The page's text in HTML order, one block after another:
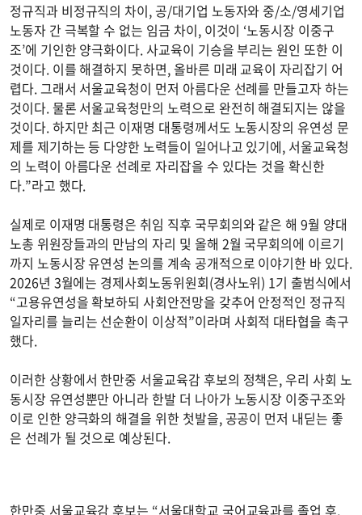
정규직과 비정규직의 차이, 공/대기업 노동자와 중/소/영세기업
노동자 간 극복할 수 없는 임금 차이, 이것이 ‘노동시장 이중구
조’에 기인한 양극화이다. 사교육이 기승을 부리는 원인 또한 이
것이다. 이를 해결하지 못하면, 올바른 미래 교육이 자리잡기 어
렵다. 그래서 서울교육청이 먼저 아름다운 선례를 만들고자 하는
것이다. 물론 서울교육청만의 노력으로 완전히 해결되지는 않을
것이다. 하지만 최근 이재명 대통령께서도 노동시장의 유연성 문
제를 제기하는 등 다양한 노력들이 일어나고 있기에, 서울교육청
의 노력이 아름다운 선례로 자리잡을 수 있다는 것을 확신한
다.”라고 했다.
실제로 이재명 대통령은 취임 직후 국무회의와 같은 해 9월 양대
노총 위원장들과의 만남의 자리 및 올해 2월 국무회의에 이르기
까지 노동시장 유연성 논의를 계속 공개적으로 이야기한 바 있다.
2026년 3월에는 경제사회노동위원회(경사노위) 1기 출범식에서
“고용유연성을 확보하되 사회안전망을 갖추어 안정적인 정규직
일자리를 늘리는 선순환이 이상적”이라며 사회적 대타협을 촉구
했다.
이러한 상황에서 한만중 서울교육감 후보의 정책은, 우리 사회 노
동시장 유연성뿐만 아니라 한발 더 나아가 노동시장 이중구조와
이로 인한 양극화의 해결을 위한 첫발을, 공공이 먼저 내딛는 좋
은 선례가 될 것으로 예상된다.
한만중 서울교육감 후보는 “서울대학교 국어교육과를 졸업 후,